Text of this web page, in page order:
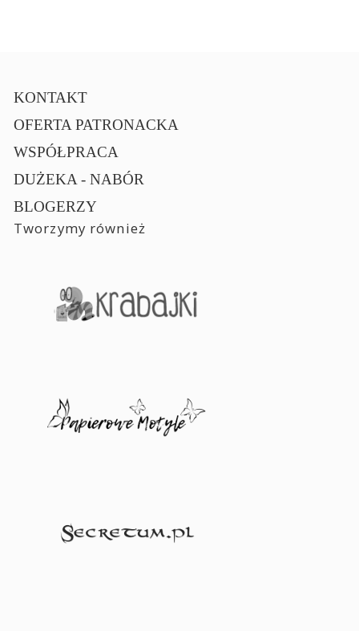
KONTAKT
OFERTA PATRONACKA
WSPÓŁPRACA
DUŻEKA - NABÓR
BLOGERZY
Tworzymy również